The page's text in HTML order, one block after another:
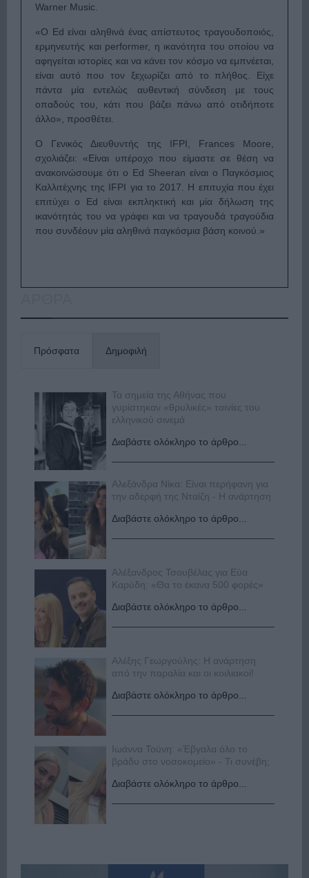
Warner Music.
«Ο Ed είναι αληθινά ένας απίστευτος τραγουδοποιός,
ερμηνευτής και performer, η ικανότητα του οποίου να
αφηγείται ιστορίες και να κάνει τον κόσμο να εμπνέεται,
είναι αυτό που τον ξεχωρίζει από το πλήθος. Είχε
πάντα μία εντελώς αυθεντική σύνδεση με τους
οπαδούς του, κάτι που βάζει πάνω από οτιδήποτε
άλλο», προσθέτει.
Ο Γενικός Διευθυντής της IFPI, Frances Moore,
σχολιάζει: «Είναι υπέροχο που είμαστε σε θέση να
ανακοινώσουμε ότι ο Ed Sheeran είναι ο Παγκόσμιος
Καλλιτέχνης της IFPI για το 2017. Η επιτυχία που έχει
επιτύχει ο Ed είναι εκπληκτική και μία δήλωση της
ικανότητάς του να γράφει και να τραγουδά τραγούδια
που συνδέουν μία αληθινά παγκόσμια βάση κοινού.»
Πρόσφατα Δημοφιλή
Τα σημεία της Αθήνας που
γυρίστηκαν «θρυλικές» ταινίες του
ελληνικού σινεμά
Διαβάστε ολόκληρο το άρθρο...
Αλεξάνδρα Νίκα: Είναι περήφανη για
την αδερφή της Νταίζη - Η ανάρτηση
Διαβάστε ολόκληρο το άρθρο...
Αλέξανδρος Τσουβέλας για Εύα
Καρύδη: «Θα το έκανα 500 φορές»
Διαβάστε ολόκληρο το άρθρο...
Αλέξης Γεωργούλης: Η ανάρτηση
από την παραλία και οι κοιλιακοί!
Διαβάστε ολόκληρο το άρθρο...
Ιωάννα Τούνη: «Έβγαλα όλο το
βράδυ στο νοσοκομείο» - Τι συνέβη;
Διαβάστε ολόκληρο το άρθρο...